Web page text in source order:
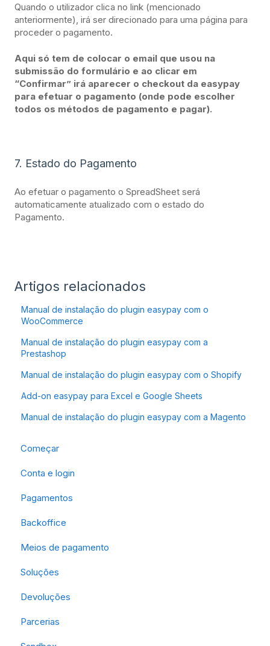
Quando o utilizador clica no link (mencionado
anteriormente), irá ser direcionado para uma página para
proceder o pagamento.
Aqui só tem de colocar o email que usou na
submissão do formulário e ao clicar em
“Confirmar” irá aparecer o checkout da easypay
para efetuar o pagamento (onde pode escolher
todos os métodos de pagamento e pagar).
7. Estado do Pagamento
Ao efetuar o pagamento o SpreadSheet será
automaticamente atualizado com o estado do
Pagamento.
Artigos relacionados
Manual de instalação do plugin easypay com o
WooCommerce
Manual de instalação do plugin easypay com a
Prestashop
Manual de instalação do plugin easypay com o Shopify
Add-on easypay para Excel e Google Sheets
Manual de instalação do plugin easypay com a Magento
Começar
Conta e login
Pagamentos
Backoffice
Meios de pagamento
Soluções
Devoluções
Parcerias